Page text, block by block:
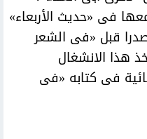
فى «حديث الأربعاء»
صدرا قبل «فى الشعر
هذا الانشغال
فى كتابه «فى